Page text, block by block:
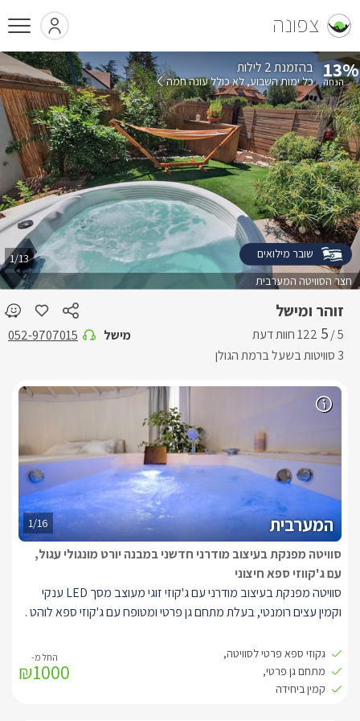
צפונה
זוהר ומישל
5 /
5
3 סוויטות בשעל ברמת הגולן
מישל 052-9707015
חצר הסוויטה המערבית
1/13
13% בהזמנת 2 לילות
כל ימות השבוע לא כולל עונה חמה
שובר מילואים
1/16 המערבית
סוויטה מפנקת בעיצוב מודרני חדשני במבנה יורט מונגולי עגול,
עם ג'קווזי ספא חיצוני
סוויטה מפנקת בעיצוב מודרני עם ג'קוזי זוגי מעוצב מסך LED ענקי
וקמין עצים רומנטי, בעלת מתחם גן פרטי ומטופח עם ג'קוזי ספא לוהט .
היורט מעוצב בצבעים שקטים של לבן ואפור מואר בתאורה נעימה צורת
המבנה עגולה עם תקרה גבוהה מאד כך שנוצר חלל פתוח, גדול ומרווח
בעל אנרגיה טובה ונעימה, בסוויטה יהנו האורחים ממיטה זוגית גדול
גקוזי ספא פרטי לסוויטה,
מתחם גן פרטי,
קמין ביחידה
₪1000